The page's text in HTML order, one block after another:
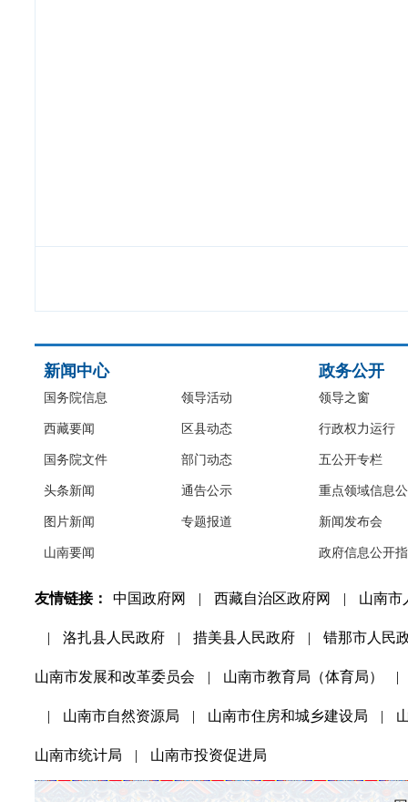
新闻中心
国务院信息
西藏要闻
国务院文件
头条新闻
图片新闻
山南要闻
领导活动
区县动态
部门动态
通告公示
专题报道
政务公开
领导之窗
行政权力运行
五公开专栏
重点领域信息
新闻发布会
政府信息公开
友情链接： 中国政府网 | 西藏自治区政府网 | 山南市
| 洛扎县人民政府 | 措美县人民政府 | 错那市人民
山南市发展和改革委员会 | 山南市教育局（体育局） |
| 山南市自然资源局 | 山南市住房和城乡建设局 |
山南市统计局 | 山南市投资促进局